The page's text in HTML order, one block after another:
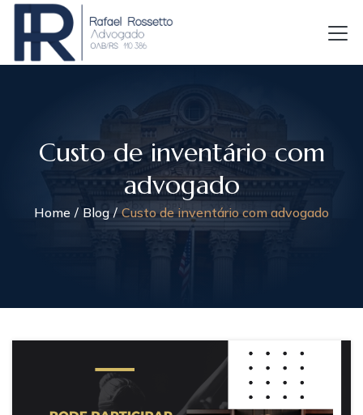
Custo de inventário com
advogado
Home Blog Custo de inventário com advogado